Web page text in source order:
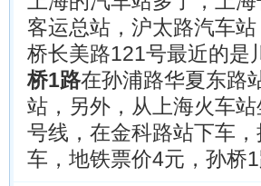
客运总站，沪太路汽车
桥长美路121号最近的是
桥1路在孙浦路华夏东路
站，另外，从上海火车
号线，在金科路站下车
车，地铁票价4元，孙桥1